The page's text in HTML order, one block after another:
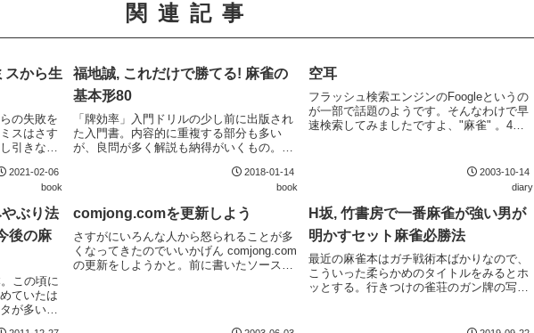
関連記事
スから生
の失敗を
スはさす
引きなど
し引き基
2021-02-06
book
福地誠, これだけで勝てる! 麻雀の
基本形80
「牌効率」入門ドリルの少し前に出版され
た入門書。内容的に重複する部分も多い
が、良問が多く解説も納得がいくもの。麻
2018-01-14
book
空耳
フラッシュ検索エンジンのFoogleというの
が一部で話題のようです。そんなわけで早
速検索してみましたですよ、"麻雀" 。4件
思い出したんですが、DA PUMPの "...
2003-10-14
diary
ぶり法
後の麻
この頃に
ていたは
が多い。
comjong.comを更新しよう
さすがにいろんな人から怒られることが多
くなってきたのでいいかげん comjong.com
の更新をしようかと。前に書いたソースを
H坂, 竹書房で一番麻雀が強い男が
明かすセット麻雀必勝法
最近の麻雀本はガチ戦術本ばかりなので、
こういった柔らかめのタイトルをみるとホ
ッとする。行きつけの雀荘のガン牌の写真
えばセコいが実践的なテクニックが盛りだ